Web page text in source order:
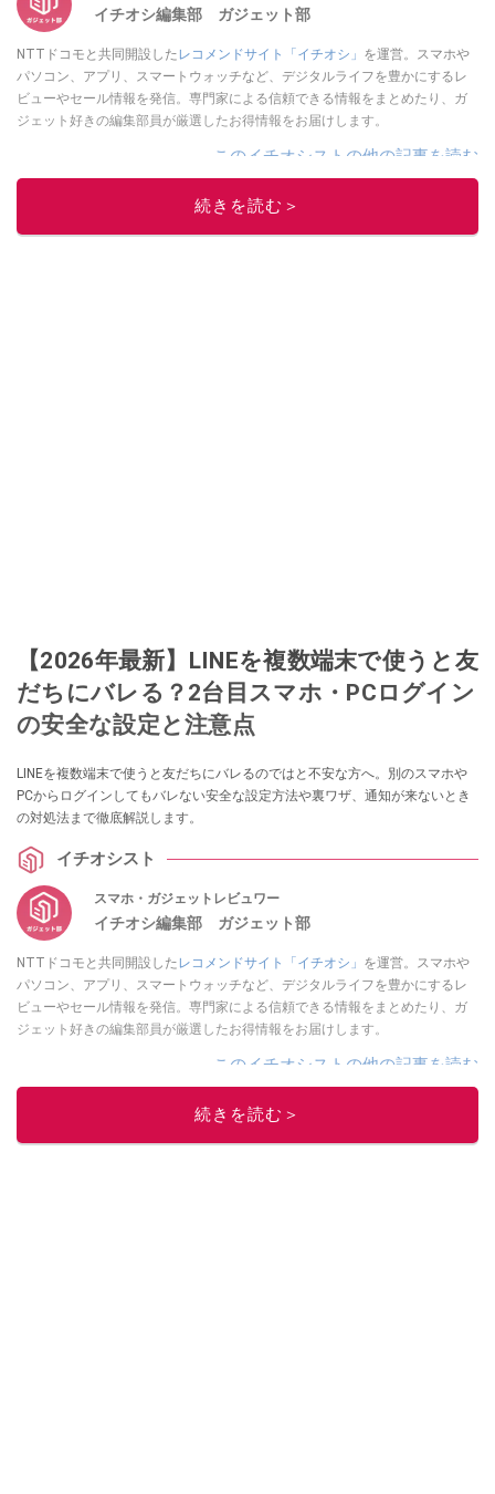
イチオシ編集部 ガジェット部
NTTドコモと共同開設した レコメンドサイト「イチオシ」 を運営。スマホや
パソコン、アプリ、スマートウォッチなど、デジタルライフを豊かにするレ
ビューやセール情報を発信。専門家による信頼できる情報をまとめたり、ガ
ジェット好きの編集部員が厳選したお得情報をお届けします。
このイチオシストの他の記事を読む
続きを読む＞
【2026年最新】LINEを複数端末で使うと友
だちにバレる？2台目スマホ・PCログイン
の安全な設定と注意点
LINEを複数端末で使うと友だちにバレるのではと不安な方へ。別のスマホや
PCからログインしてもバレない安全な設定方法や裏ワザ、通知が来ないとき
の対処法まで徹底解説します。
イチオシスト
スマホ・ガジェットレビュワー
イチオシ編集部 ガジェット部
NTTドコモと共同開設した レコメンドサイト「イチオシ」 を運営。スマホや
パソコン、アプリ、スマートウォッチなど、デジタルライフを豊かにするレ
ビューやセール情報を発信。専門家による信頼できる情報をまとめたり、ガ
ジェット好きの編集部員が厳選したお得情報をお届けします。
このイチオシストの他の記事を読む
続きを読む＞